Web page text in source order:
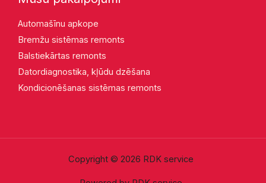
Automašīnu apkope
Bremžu sistēmas remonts
Balstiekārtas remonts
Datordiagnostika, kļūdu dzēšana
Kondicionēšanas sistēmas remonts
Copyright © 2026 RDK service